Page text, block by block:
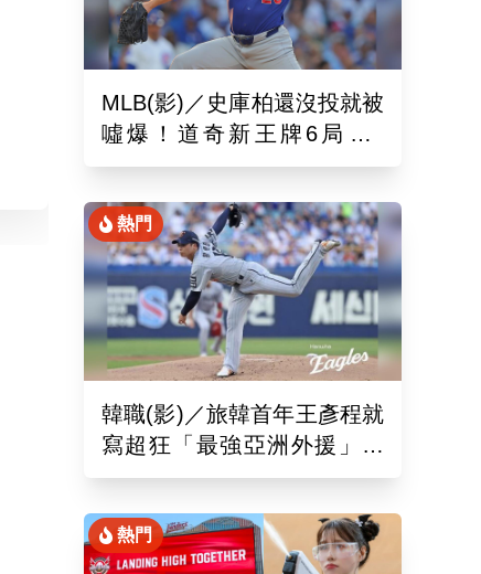
MLB(影)／史庫柏還沒投就被
噓爆！道奇新王牌6局失2
分 交易後首秀吞第六敗
熱門
韓職(影)／旅韓首年王彥程就
寫超狂「最強亞洲外援」紀
錄！6局飆7K奪單季第10勝
熱門